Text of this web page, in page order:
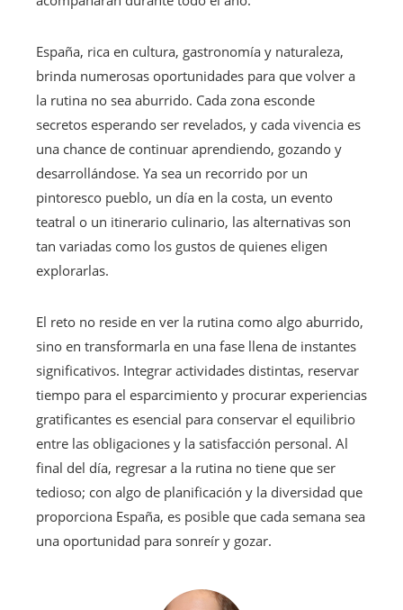
España, rica en cultura, gastronomía y naturaleza,
brinda numerosas oportunidades para que volver a
la rutina no sea aburrido. Cada zona esconde
secretos esperando ser revelados, y cada vivencia es
una chance de continuar aprendiendo, gozando y
desarrollándose. Ya sea un recorrido por un
pintoresco pueblo, un día en la costa, un evento
teatral o un itinerario culinario, las alternativas son
tan variadas como los gustos de quienes eligen
explorarlas.
El reto no reside en ver la rutina como algo aburrido,
sino en transformarla en una fase llena de instantes
significativos. Integrar actividades distintas, reservar
tiempo para el esparcimiento y procurar experiencias
gratificantes es esencial para conservar el equilibrio
entre las obligaciones y la satisfacción personal. Al
final del día, regresar a la rutina no tiene que ser
tedioso; con algo de planificación y la diversidad que
proporciona España, es posible que cada semana sea
una oportunidad para sonreír y gozar.